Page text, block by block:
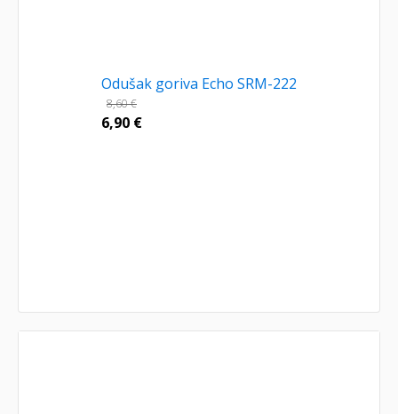
Odušak goriva Echo SRM-222
8,60€
6,90 €